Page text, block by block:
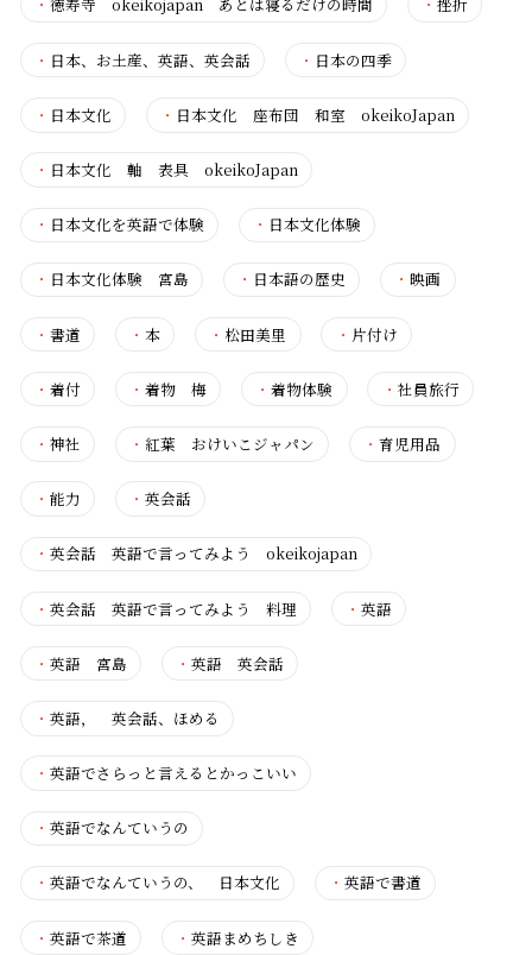
・ 徳寿寺 okeikojapan あとは寝るだけの時間 ・挫折
・ 日本、お土産、英語、英会話 ・ 日本の四季
・ 日本文化 ・ 日本文化 座布団 和室 okeikoJapan
・ 日本文化 軸 表具 okeikoJapan
・ 日本文化を英語で体験 ・ 日本文化体験
・ 日本文化体験 宮島 ・ 日本語の歴史 ・映画
・ 書道 ・本 ・ 松田美里 ・ 片付け
・ 着付 ・着物 梅 ・着物体験 ・ 社員旅行
・ 神社 ・紅葉 おけいこジャパン ・育児用品
・ 能力 ・英会話
・ 英会話 英語で言ってみよう okeikojapan
・ 英会話 英語で言ってみよう 料理 ・英語
・ 英語 宮島 ・英語 英会話
・ 英語， 英会話、ほめる
・ 英語でさらっと言えるとかっこいい
・ 英語でなんていうの
・ 英語でなんていうの、 日本文化 ・英語で書道
・ 英語で茶道 ・英語まめちしき